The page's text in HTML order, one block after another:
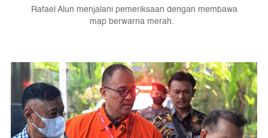
Rafael Alun menjalani pemeriksaan dengan membawa
map berwarna merah.